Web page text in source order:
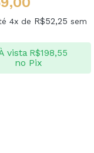
4x de R$52,25 sem
vista R$198,55
no Pix